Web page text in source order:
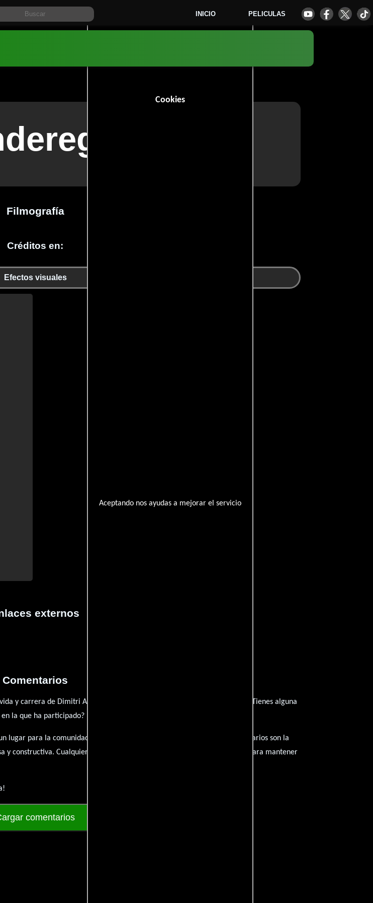
INICIO PELICULAS
Cookies
Aceptando nos ayudas a mejorar el servicio
Filmografía
Créditos en:
Efectos visuales
externos
Comentarios
y carrera de Dimitri Anderegg. ¿Qué te ha inspirado de su trayectoria? ¿Tienes alguna
la que ha participado?
lugar para la comunidad de admiradores y amantes del cine, y tus comentarios son la
y constructiva. Cualquier forma de contenido inapropiado será eliminado para mantener
comentarios